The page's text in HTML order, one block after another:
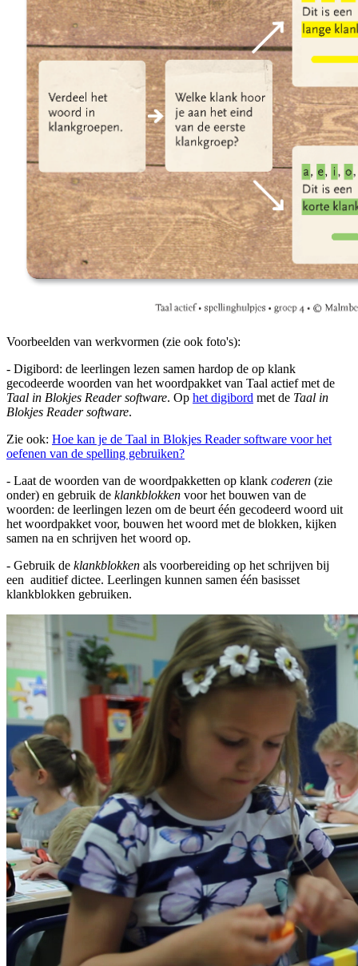
Voorbeelden van werkvormen (zie ook foto's):
- Digibord: de leerlingen lezen samen hardop de op klank
gecodeerde woorden van het woordpakket van Taal actief met de
Taal in Blokjes Reader software. Op het digibord met de Taal in
Blokjes Reader software.
Zie ook: Hoe kan je de Taal in Blokjes Reader software voor het
oefenen van de spelling gebruiken?
- Laat de woorden van de woordpakketten op klank coderen (zie
onder) en gebruik de klankblokken voor het bouwen van de
woorden: de leerlingen lezen om de beurt één gecodeerd woord uit
het woordpakket voor, bouwen het woord met de blokken, kijken
samen na en schrijven het woord op.
- Gebruik de klankblokken als voorbereiding op het schrijven bij
een auditief dictee. Leerlingen kunnen samen één basisset
klankblokken gebruiken.